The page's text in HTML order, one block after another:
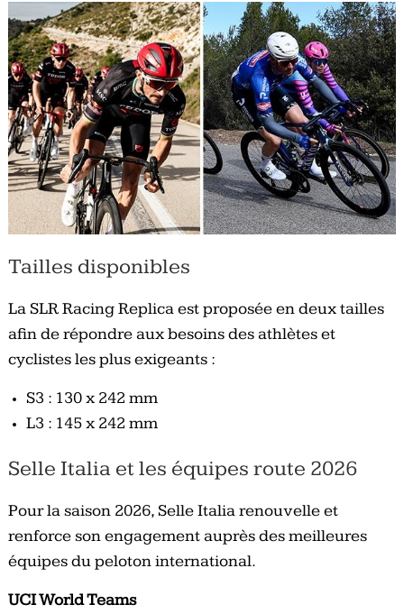
Tailles disponibles
La SLR Racing Replica est proposée en deux tailles
afin de répondre aux besoins des athlètes et
cyclistes les plus exigeants :
S3 : 130 x 242 mm
L3 : 145 x 242 mm
Selle Italia et les équipes route 2026
Pour la saison 2026, Selle Italia renouvelle et
renforce son engagement auprès des meilleures
équipes du peloton international.
UCI World Teams